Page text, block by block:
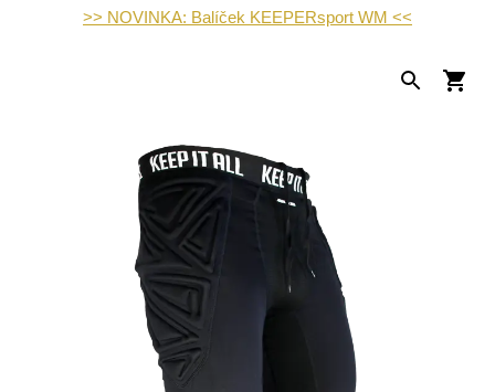
>> NOVINKA: Balíček KEEPERsport WM <<